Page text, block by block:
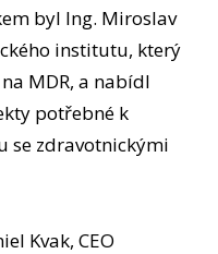
byl Ing. Miroslav
institutu, který
MDR, a nabídl
potřebné k
se zdravotnickými
Kvak, CEO